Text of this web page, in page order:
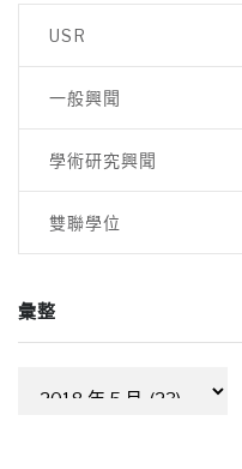
覽USR
一般興聞
學術研究興聞
雙聯學位
彙整